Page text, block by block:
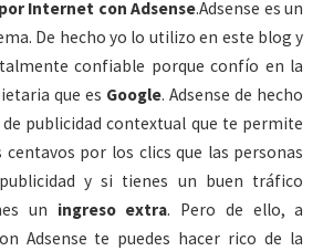
Internet con Adsense.Adsense es un
De hecho yo lo utilizo en este blog y
confiable porque confío en la
que es Google. Adsense de hecho
publicidad contextual que te permite
centavos por los clics que las personas
y si tienes un buen tráfico
un ingreso extra. Pero de ello, a
Adsense te puedes hacer rico de la